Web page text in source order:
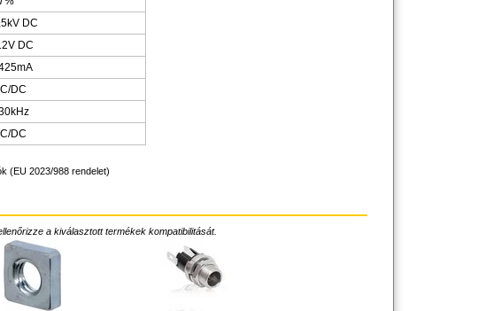
DC
DC
DC
DC
(EU 2023/988 rendelet)
a kiválasztott termékek kompatibilitását.